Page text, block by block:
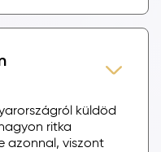
küldöd
ritka
azonnal, viszont